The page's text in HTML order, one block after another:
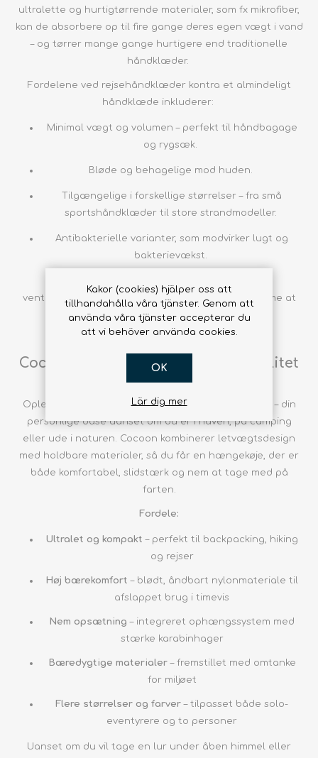
ultralette og hurtigtørrende materialer, som fx mikrofiber,
kan de absorbere op til fire gange deres egen vægt i vand
– og tørrer mange gange hurtigere end traditionelle
håndklæder.
Fordelene ved rejsehåndklæder kontra et almindeligt
håndklæde inkluderer:
Minimal vægt og volumen – perfekt til håndbagage
og rygsæk.
Bløde og behagelige mod huden.
Tilgængelige i forskellige størrelser – fra små
sportshåndklæder til store strandmodeller.
Antibakterielle varianter, som modvirker lugt og
bakterievækst.
ventilationsnet og løkke til ophæng, så de er nemme at
bruge, opbevare og tørre på rejsen.
Cocoon Hængekøje – Komfort, Kvalitet
og Frihed
Oplev ægte afslapning med enCocoon hængekøje
– din
personlige oase uanset om du er i haven, på camping
eller ude i naturen. Cocoon kombinerer letvægtsdesign
med holdbare materialer, så du får en hængekøje, der er
både komfortabel, slidstærk og nem at tage med på
farten.
Fordele:
Ultralet og kompakt – perfekt til backpacking, hiking
og rejser
Høj bærekomfort – blødt, åndbart nylonmateriale til
afslappet brug i timevis
Nem opsætning – integreret ophængssystem med
stærke karabinhager
Bæredygtige materialer– fremstillet med omtanke
for miljøet
Flere størrelser og farver – tilpasset både solo-
eventyrere og to personer
Uanset om du vil tage en lur under åben himmel eller
Kakor (cookies) hjälper oss att
tillhandahålla våra tjänster. Genom att
använda våra tjänster accepterar du
att vi behöver använda cookies.
OK
Lär dig mer